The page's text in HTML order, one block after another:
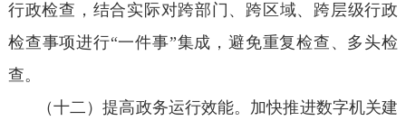
行政检查，结合实际对跨部门、跨区域、跨层级行政
检查事项进行“一件事”集成，避免重复检查、多头检
查。
（十二）提高政务运行效能。加快推进数字机关建